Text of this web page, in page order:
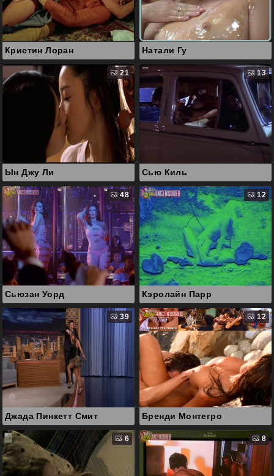
Кристин Лоран Натали Гу
21
Ын Джу Ли
13
Сью Киль
48
Сьюзан Уорд
12
Кэролайн Парр
39
Джада Пинкетт Смит
12
Бренди Монтегро
6 8